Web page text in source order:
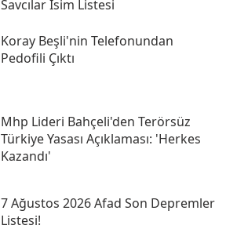
Savcılar Isim Listesi
Koray Beşli'nin Telefonundan
Pedofili Çıktı
Mhp Lideri Bahçeli'den Terörsüz
Türkiye Yasası Açıklaması: 'herkes
Kazandı'
7 Ağustos 2026 Afad Son Depremler
Listesi!